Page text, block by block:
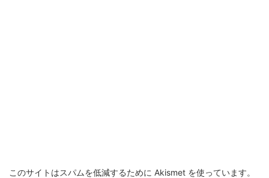
このサイトはスパムを低減するために Akismet を使っています。